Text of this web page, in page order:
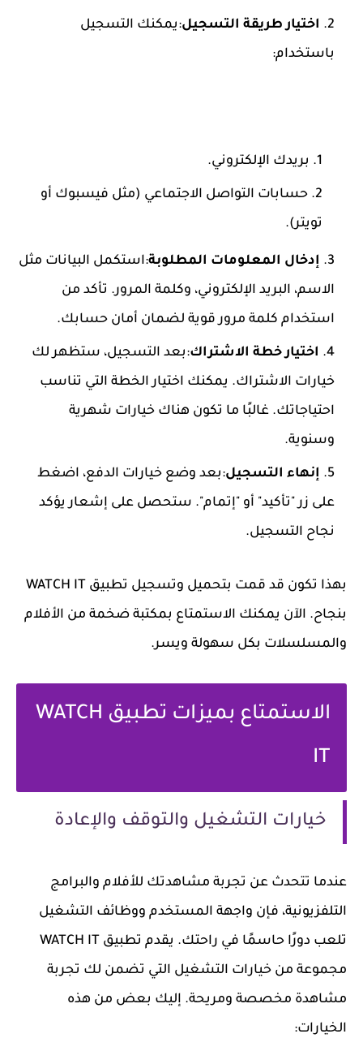
اختيار طريقة التسجيل:يمكنك التسجيل
باستخدام:
بريدك الإلكتروني.
حسابات التواصل الاجتماعي (مثل فيسبوك أو
تويتر).
إدخال المعلومات المطلوبة:استكمل البيانات مثل
الاسم، البريد الإلكتروني، وكلمة المرور. تأكد من
استخدام كلمة مرور قوية لضمان أمان حسابك.
اختيار خطة الاشتراك:بعد التسجيل، ستظهر لك
خيارات الاشتراك. يمكنك اختيار الخطة التي تناسب
احتياجاتك. غالبًا ما تكون هناك خيارات شهرية
وسنوية.
إنهاء التسجيل:بعد وضع خيارات الدفع، اضغط
على زر "تأكيد" أو "إتمام". ستحصل على إشعار يؤكد
نجاح التسجيل.
بهذا تكون قد قمت بتحميل وتسجيل تطبيق WATCH IT
بنجاح. الآن يمكنك الاستمتاع بمكتبة ضخمة من الأفلام
والمسلسلات بكل سهولة ويسر.
الاستمتاع بميزات تطبيق WATCH
IT
خيارات التشغيل والتوقف والإعادة
عندما تتحدث عن تجربة مشاهدتك للأفلام والبرامج
التلفزيونية، فإن واجهة المستخدم ووظائف التشغيل
تلعب دورًا حاسمًا في راحتك. يقدم تطبيق WATCH IT
مجموعة من خيارات التشغيل التي تضمن لك تجربة
مشاهدة مخصصة ومريحة. إليك بعض من هذه
الخيارات: